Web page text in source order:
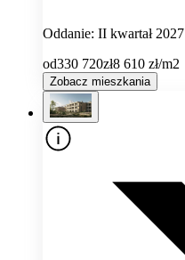
Oddanie: II kwartał 2027
od330 720zł8 610 zł/m2
Zobacz mieszkania